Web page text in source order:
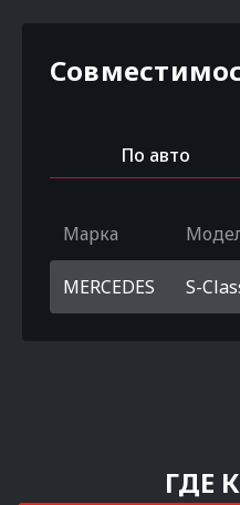
По авто
Марка
MERCEDES S-
ГДЕ